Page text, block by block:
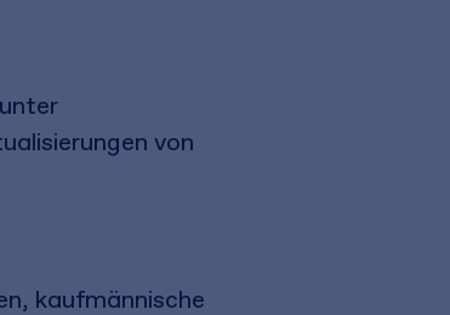
von
kaufmännische